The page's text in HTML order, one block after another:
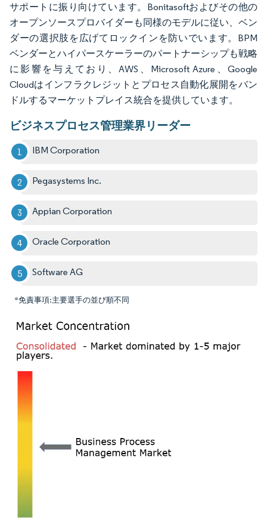
サポートに振り向けています。Bonitasoftおよびその他の
オープンソースプロバイダーも同様のモデルに従い、ベン
ダーの選択肢を広げてロックインを防いでいます。BPM
ベンダーとハイパースケーラーのパートナーシップも戦略
に影響を与えており、AWS、Microsoft Azure、Google
Cloudはインフラクレジットとプロセス自動化展開をバン
ドルするマーケットプレイス統合を提供しています。
ビジネスプロセス管理業界リーダー
IBM Corporation
Pegasystems Inc.
Appian Corporation
Oracle Corporation
Software AG
*免責事項:主要選手の並び順不同